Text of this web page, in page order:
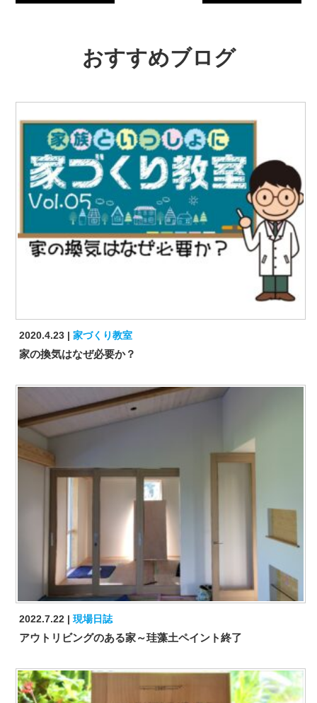
おすすめブログ
2020.4.23 家づくり教室
家の換気はなぜ必要か？
2022.7.22 現場日誌
アウトリビングのある家～珪藻土ペイント終了